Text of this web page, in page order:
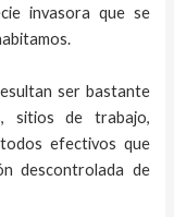
invasora que se
ser bastante
sitios de trabajo,
efectivos que
descontrolada de